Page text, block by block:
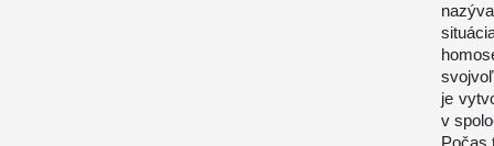
je
v
Počas